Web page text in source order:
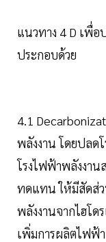
แนวทาง 4 D เพื่อ
ประกอบด้วย
4.1
พลังงาน โดยปลด
โรงไฟฟ้าพลังงาน
ทดแทน ให้มีสัดส่
พลังงานจากไฮโด
เพิ่มการผลิตไฟฟ้